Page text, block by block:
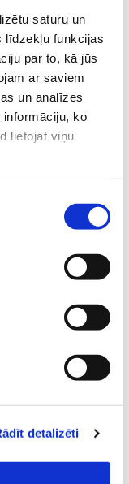
saturu un
līdzekļu funkcijas
par to, kā jūs
ar saviem
un analīzes
informāciju, ko
lietojat viņu
detalizēti
grupiņās?
- saudzīgs
mazuļa attīstībai